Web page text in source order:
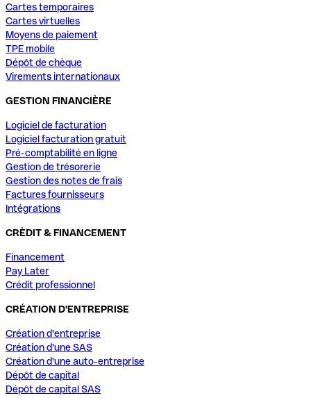
Cartes temporaires
Cartes virtuelles
Moyens de paiement
TPE mobile
Dépôt de chèque
Virements internationaux
GESTION FINANCIÈRE
Logiciel de facturation
Logiciel facturation gratuit
Pré-comptabilité en ligne
Gestion de trésorerie
Gestion des notes de frais
Factures fournisseurs
Intégrations
CRÈDIT & FINANCEMENT
Financement
Pay Later
Crédit professionnel
CRÉATION D'ENTREPRISE
Création d'entreprise
Création d'une SAS
Création d'une auto-entreprise
Dépôt de capital
Dépôt de capital SAS